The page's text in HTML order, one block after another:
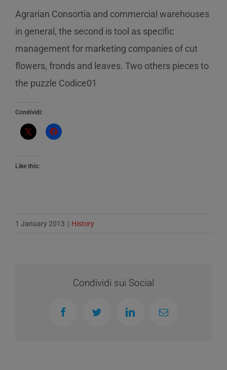
Agrarian Consortia and commercial warehouses
in general, the second is tool as specific
management for marketing companies of cut
flowers, fronds and leaves. Two others pieces to
the puzzle Codice01
Condividi:
Like this:
1 January 2013 | History
Condividi sui Social
FacebookTwitter LinkedInEmail